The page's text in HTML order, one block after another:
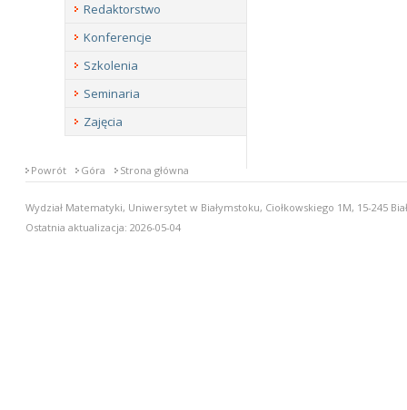
Redaktorstwo
Konferencje
Szkolenia
Seminaria
Zajęcia
Powrót Góra Strona główna
Wydział Matematyki, Uniwersytet w Białymstoku, Ciołkowskiego 1M, 15-245
Ostatnia aktualizacja: 2026-05-04